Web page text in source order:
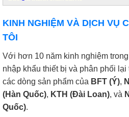
KINH NGHIỆM VÀ DỊCH VỤ
TÔI
Với hơn 10 năm kinh nghiệm
nhập khẩu thiết bị và phân phối
các dòng sản phẩm của BFT (Ý),
(Hàn Quốc), KTH (Đài Loan), và
Quốc).